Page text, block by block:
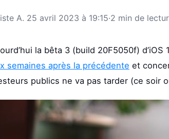
A. 25 avril 2023 à 19:15·2 min de
la bêta 3 (build 20F5050f) d’iOS
semaines après la précédente et
publics ne va pas tarder (ce soir